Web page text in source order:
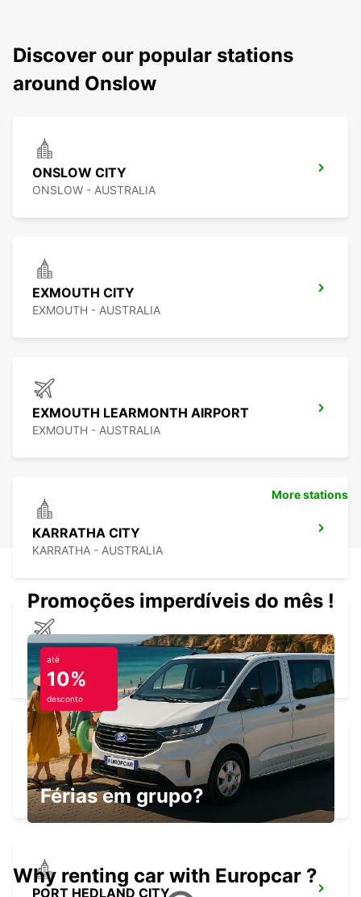
Discover our popular stations
around Onslow
ONSLOW CITY
ONSLOW - AUSTRALIA
EXMOUTH CITY
EXMOUTH - AUSTRALIA
EXMOUTH LEARMONTH AIRPORT
EXMOUTH - AUSTRALIA
KARRATHA CITY
KARRATHA - AUSTRALIA
KARRATHA AIRPORT
KARRATHA - AUSTRALIA
PARABURDOO AIRPORT
PARABURDOO - AUSTRALIA
PORT HEDLAND CITY
More stations
Promoções imperdíveis do mês !
até
10%
desconto
Férias em grupo?
Why renting car with Europcar ?